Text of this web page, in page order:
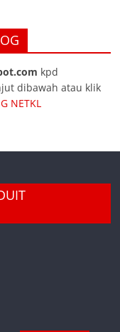
kpd
dibawah atau klik
NETKL